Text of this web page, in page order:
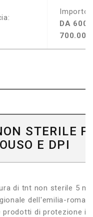
Importo:
DA
700.000
STERILE
E DPI
di tnt non sterile 5
dell'emilia-
di protezione